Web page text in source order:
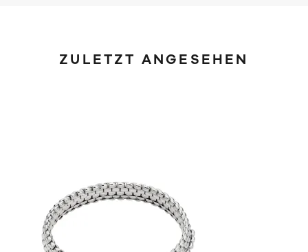
ZULETZT ANGESEHEN